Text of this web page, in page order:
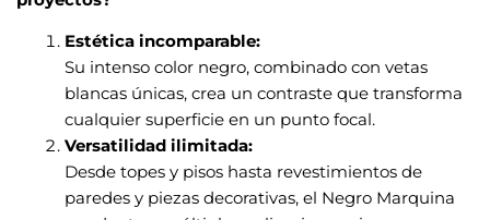
Estética incomparable:
Su intenso color negro, combinado con vetas
blancas únicas, crea un contraste que transforma
cualquier superficie en un punto focal.
Versatilidad ilimitada:
Desde topes y pisos hasta revestimientos de
paredes y piezas decorativas, el Negro Marquina